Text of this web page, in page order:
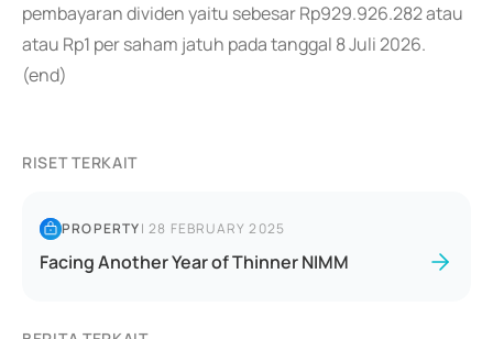
pembayaran dividen yaitu sebesar Rp929.926.282 atau
atau Rp1 per saham jatuh pada tanggal 8 Juli 2026.
(end)
RISET TERKAIT
PROPERTY|28 FEBRUARY 2025
Facing Another Year of Thinner NIMM